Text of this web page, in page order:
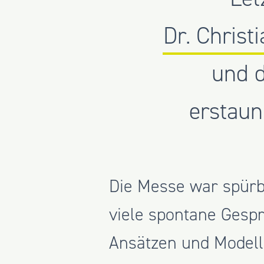
Dr.
und
Die Messe war
viele spontane
Ansätzen und